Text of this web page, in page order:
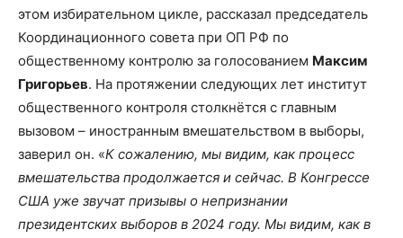
этом избирательном цикле, рассказал председатель
Координационного совета при ОП РФ по
общественному контролю за голосованием Максим
Григорьев. На протяжении следующих лет институт
общественного контроля столкнётся с главным
вызовом – иностранным вмешательством в выборы,
заверил он. «К сожалению, мы видим, как процесс
вмешательства продолжается и сейчас. В Конгрессе
США уже звучат призывы о непризнании
президентских выборов в 2024 году. Мы видим, как в